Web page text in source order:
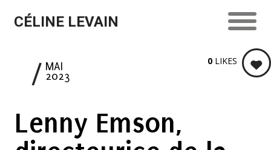
CÉLINE LEVAIN
MAI
2023
Lenny Emson,
0 LIKES